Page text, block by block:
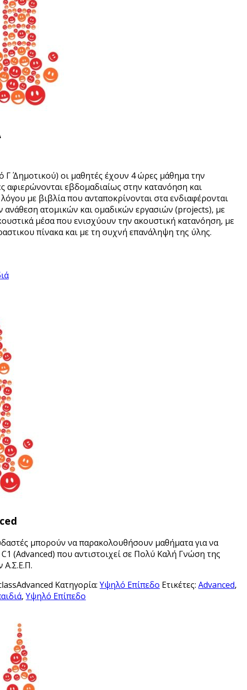
Γ΄ Δημοτικού) οι μαθητές έχουν 4 ώρες μάθημα την
αφιερώνονται εβδομαδιαίως στην κατανόηση και
με βιβλία που ανταποκρίνονται στα ενδιαφέρονται
ανάθεση ατομικών και ομαδικών εργασιών (projects), με
μέσα που ενισχύουν την ακουστική κατανόηση, με
πίνακα και με τη συχνή επανάληψη της ύλης.
μπορούν να παρακολουθήσουν μαθήματα για να
(Αdvanced) που αντιστοιχεί σε Πολύ Καλή Γνώση της
Α.Σ.Ε.Π.
Κατηγορία:Υψηλό Επίπεδο Ετικέτες:Advanced,
,Υψηλό Επίπεδο